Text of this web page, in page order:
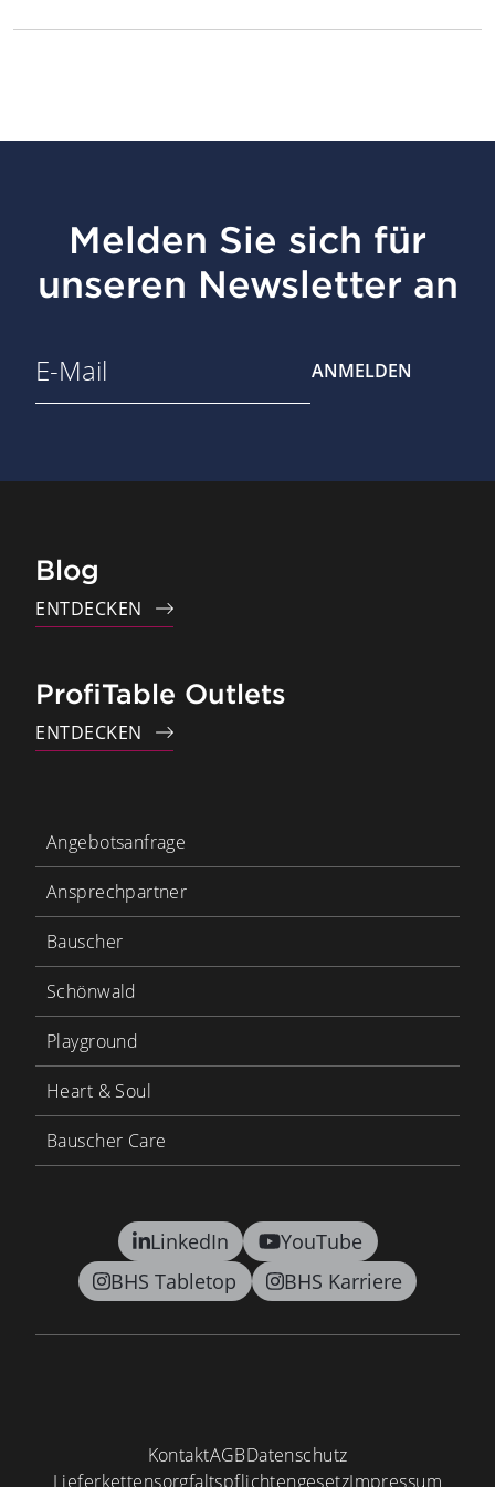
Melden Sie sich für
unseren Newsletter an
ANMELDEN
Blog
ENTDECKEN
ProfiTable Outlets
ENTDECKEN
LinkedIn
YouTube
BHS Tabletop
BHS Karriere
Angebotsanfrage
Ansprechpartner
Bauscher
Schönwald
Playground
Heart & Soul
Bauscher Care
KontaktAGBDatenschutz
LieferkettensorgfaltspflichtengesetzImpressum